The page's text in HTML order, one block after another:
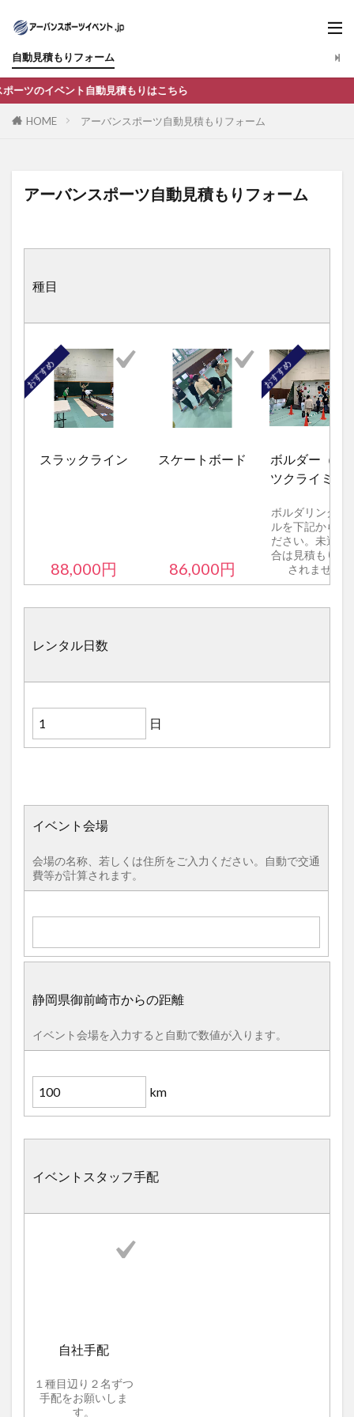
自動見積もりフォーム
イベント自動見積もりはこちら
HOME アーバンスポーツ自動見積もりフォーム
アーバンスポーツ自動見積もりフォーム
種目
スラックライン
88,000円
おすすめ
スケートボード
86,000円
ボルダー（ス
ツクライミン
ボルダリングウ
ルを下記から選
ださい。未選択
合は見積もりに
されません。
おすすめ
レンタル日数
日
静岡県御前崎市からの距離
イベント会場を入力すると自動で数値が入ります。
km
イベントスタッフ手配
自社手配
１種目辺り２名ずつ
手配をお願いしま
す。
イベント会場
会場の名称、若しくは住所をご入力ください。自動で交通
費等が計算されます。